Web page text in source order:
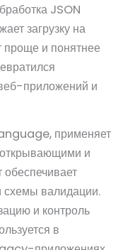
JSON
загрузку на
проще и понятнее
приложений и
применяет
и
схемы валидации.
и контроль
в